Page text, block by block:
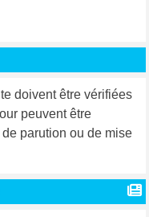
doivent être vérifiées
peuvent être
parution ou de mise